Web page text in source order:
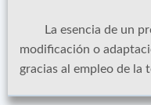
La esencia de un
modificación o
gracias al empleo de la